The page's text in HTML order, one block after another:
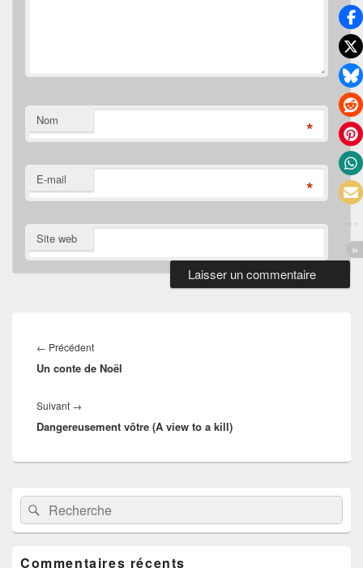
Nom *
E-mail *
Site web
de
l’article
← PrécédentArticle
précédent :
Un conte de Noël
Suivant →
suivant :
Dangereusement vôtre (A view to a kill)
Zone
principale
de
widget
Recherche :Rechercher
Commentaires récents